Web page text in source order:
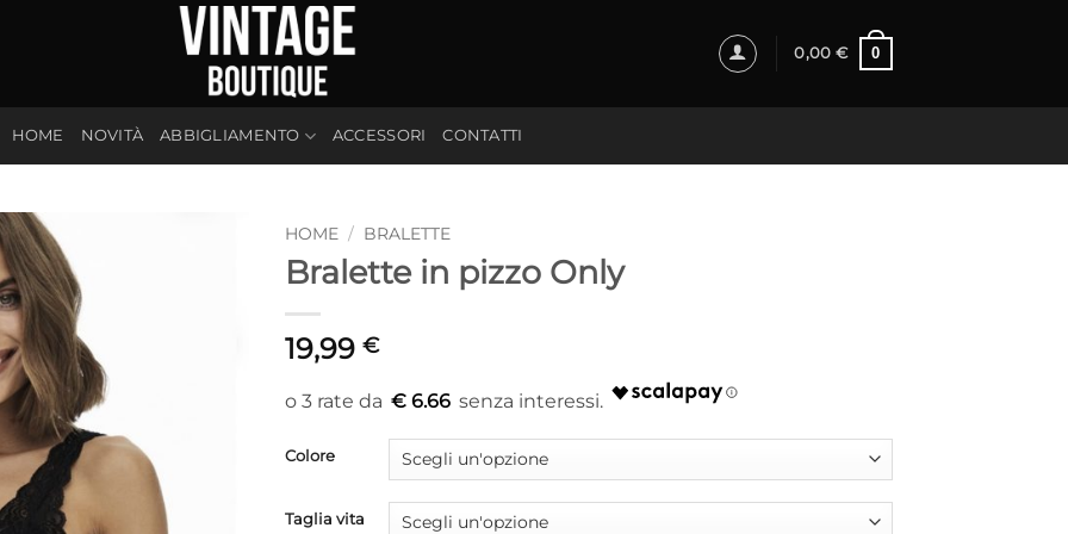
0,00 € 0
HOME NOVITÀ ABBIGLIAMENTO ACCESSORI CONTATTI
HOME / BRALETTE
Bralette in pizzo Only
19,99 €
€ 6.66
Colore
Taglia vita